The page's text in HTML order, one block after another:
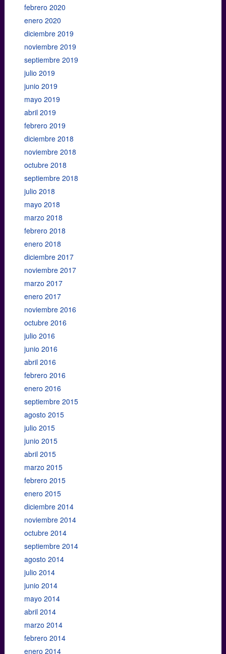
febrero 2020
enero 2020
diciembre 2019
noviembre 2019
septiembre 2019
julio 2019
junio 2019
mayo 2019
abril 2019
febrero 2019
diciembre 2018
noviembre 2018
octubre 2018
septiembre 2018
julio 2018
mayo 2018
marzo 2018
febrero 2018
enero 2018
diciembre 2017
noviembre 2017
marzo 2017
enero 2017
noviembre 2016
octubre 2016
julio 2016
junio 2016
abril 2016
febrero 2016
enero 2016
septiembre 2015
agosto 2015
julio 2015
junio 2015
abril 2015
marzo 2015
febrero 2015
enero 2015
diciembre 2014
noviembre 2014
octubre 2014
septiembre 2014
agosto 2014
julio 2014
junio 2014
mayo 2014
abril 2014
marzo 2014
febrero 2014
enero 2014